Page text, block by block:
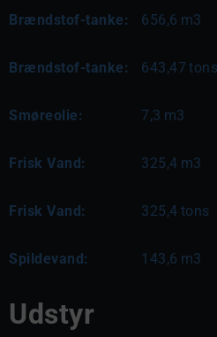
Brændstof-tanke: 656,6 m3
Brændstof-tanke: 643,47 tons
Smøreolie: 7,3 m3
Frisk Vand: 325,4 m3
Frisk Vand: 325,4 tons
Spildevand: 143,6 m3
Udstyr